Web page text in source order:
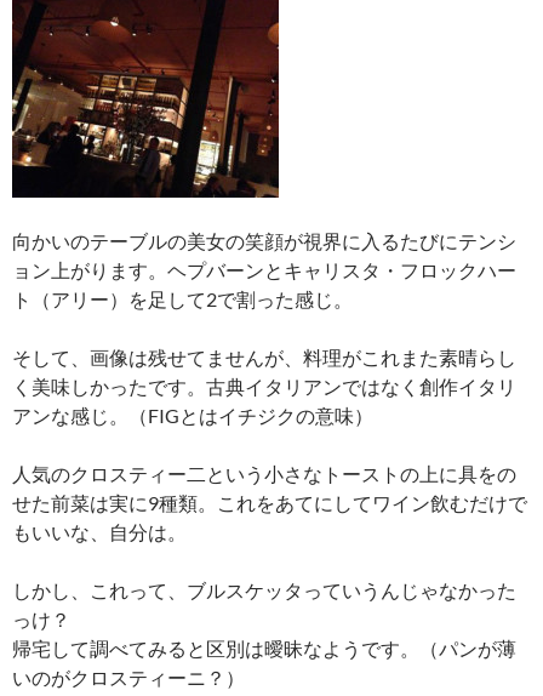
向かいのテーブルの美女の笑顔が視界に入るたびにテンシ
ョン上がります。ヘプバーンとキャリスタ・フロックハー
ト（アリー）を足して2で割った感じ。
そして、画像は残せてませんが、料理がこれまた素晴らし
く美味しかったです。古典イタリアンではなく創作イタリ
アンな感じ。（FIGとはイチジクの意味）
人気のクロスティー二という小さなトーストの上に具をの
せた前菜は実に9種類。これをあてにしてワイン飲むだけで
もいいな、自分は。
しかし、これって、ブルスケッタっていうんじゃなかった
っけ？
帰宅して調べてみると区別は曖昧なようです。（パンが薄
いのがクロスティーニ？）